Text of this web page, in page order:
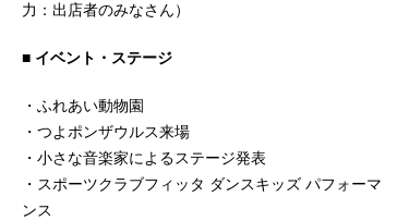
力：出店者のみなさん）
■ イベント・ステージ
・ふれあい動物園
・つよポンザウルス来場
・小さな音楽家によるステージ発表
・スポーツクラブフィッタ ダンスキッズ パフォーマ
ンス